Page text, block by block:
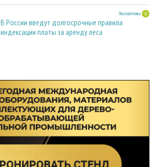
Лесозаготовка
В России введут долгосрочные правила
индексации платы за аренду леса